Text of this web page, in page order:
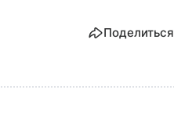
Поделиться